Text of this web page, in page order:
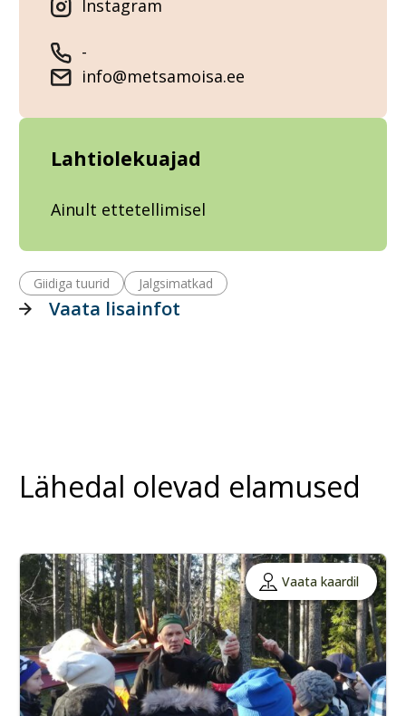
Instagram
-
info@metsamoisa.ee
Lahtiolekuajad
Ainult ettetellimisel
Giidiga tuurid Jalgsimatkad
Vaata lisainfot
Lähedal olevad elamused
Vaata kaardil